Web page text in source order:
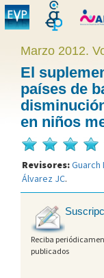
Marzo 2012.
El
países de
en niños
Revisores:Guarch
Álvarez JC.
Reciba
publicados